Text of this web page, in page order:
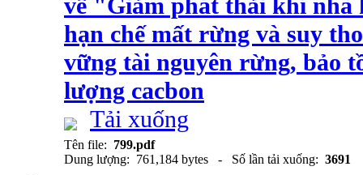
về "Giảm phát thải khí nhà
hạn chế mất rừng và suy
vững tài nguyên rừng, bảo
lượng cacbon
Tải xuống
Tên file: 799.pdf
Dung lượng: 761,184 bytes - Số lần tải xuống: 3691